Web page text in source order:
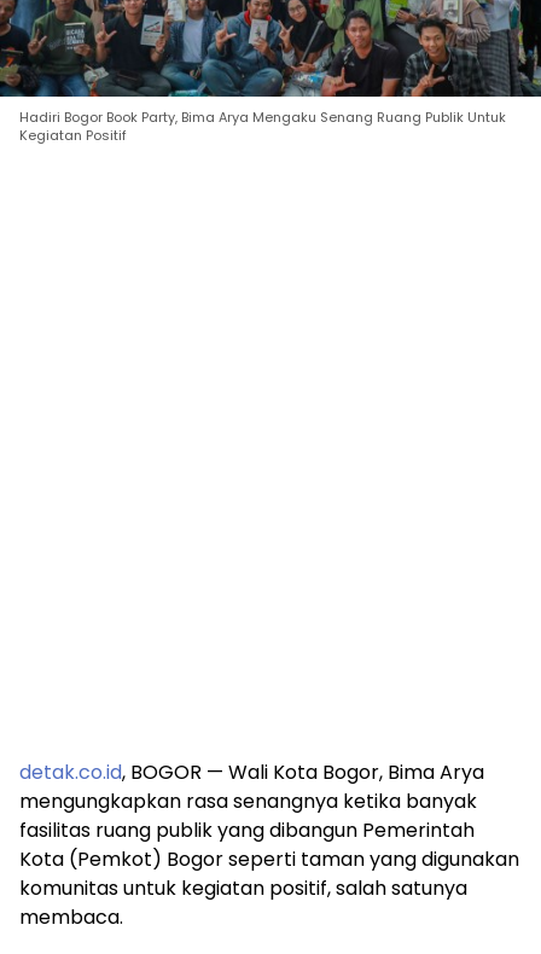
Hadiri Bogor Book Party, Bima Arya Mengaku Senang Ruang Publik Untuk
Kegiatan Positif
detak.co.id, BOGOR — Wali Kota Bogor, Bima Arya
mengungkapkan rasa senangnya ketika banyak
fasilitas ruang publik yang dibangun Pemerintah
Kota (Pemkot) Bogor seperti taman yang digunakan
komunitas untuk kegiatan positif, salah satunya
membaca.